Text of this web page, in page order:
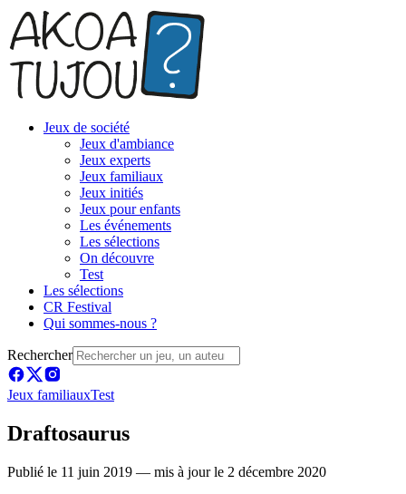
Jeux de société
Jeux d'ambiance
Jeux experts
Jeux familiaux
Jeux initiés
Jeux pour enfants
Les événements
Les sélections
On découvre
Test
Les sélections
CR Festival
Qui sommes-nous ?
Rechercher
Jeux familiauxTest
Draftosaurus
Publié le 11 juin 2019 — mis à jour le 2 décembre 2020